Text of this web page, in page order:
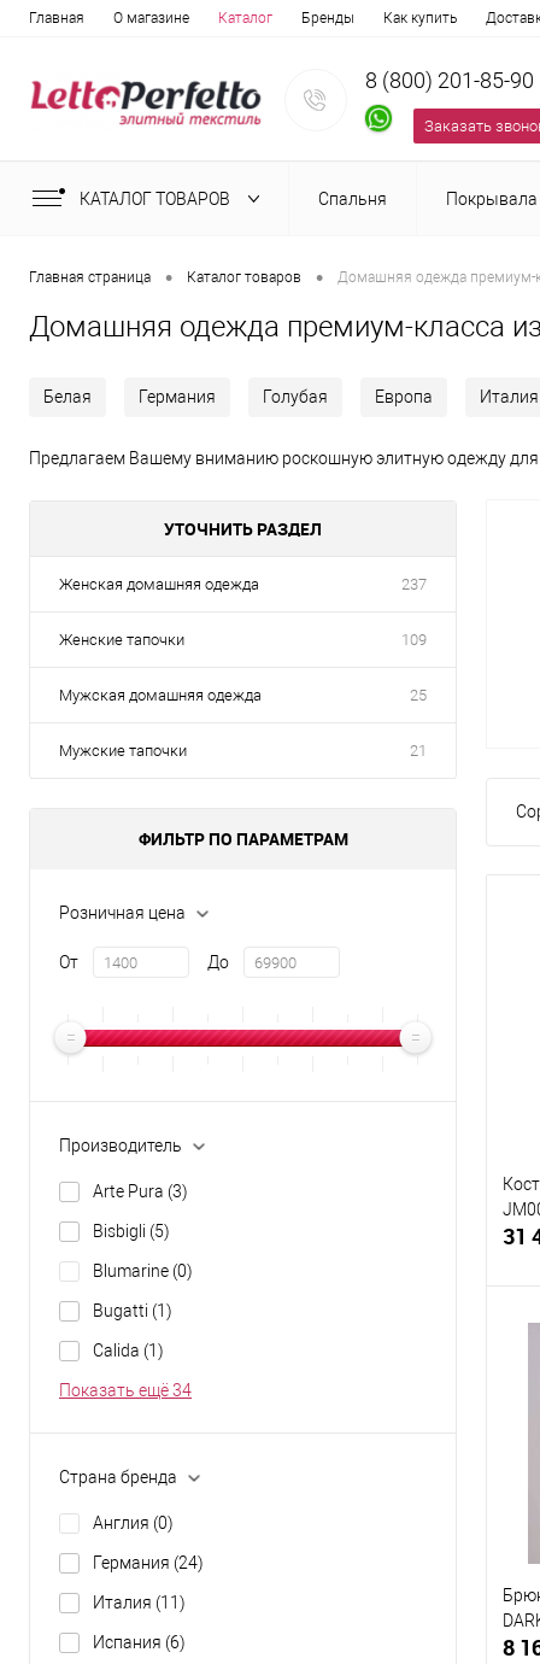
Главная О магазине Каталог Бренды Как купить
8 (800) 201-85-90
Заказать
КАТАЛОГ ТОВАРОВ Спальня Покрывала
Главная страница • Каталог товаров • Домашняя одежда премиум-
Домашняя одежда премиум-класса
Белая Германия Голубая Европа Италия
Предлагаем Вашему вниманию роскошную элитную одежду
УТОЧНИТЬ РАЗДЕЛ
Женская домашняя одежда 237
Женские тапочки 109
Мужская домашняя одежда 25
Мужские тапочки 21
ФИЛЬТР ПО ПАРАМЕТРАМ
Розничная цена
От До
Производитель
Arte Pura (3)
Bisbigli (5)
Blumarine (0)
Bugatti (1)
Calida (1)
Показать ещё 34
Страна бренда
Англия (0)
Германия (24)
Италия (11)
Испания (6)
31
8